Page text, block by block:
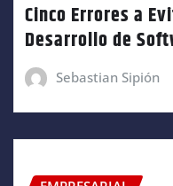
Cinco Errores a
Desarrollo de
Sebastian Sipión